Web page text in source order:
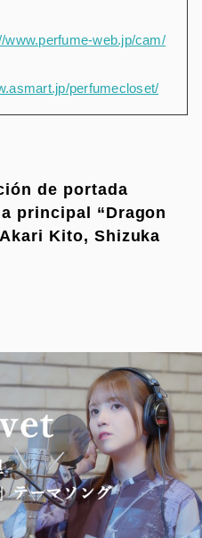
www.perfume-web.jp/cam/
perfumecloset/
de portada
principal “Dragon
Kito, Shizuka